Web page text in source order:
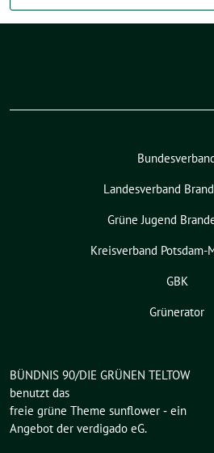
Landesverband
Grüne Jugend
Kreisverband
GBK
Grünerator
BÜNDNIS 90/DIE GRÜNEN TELTOW
benutzt das
freie grüne Theme sunflower ‐ ein
Angebot der verdigado eG.